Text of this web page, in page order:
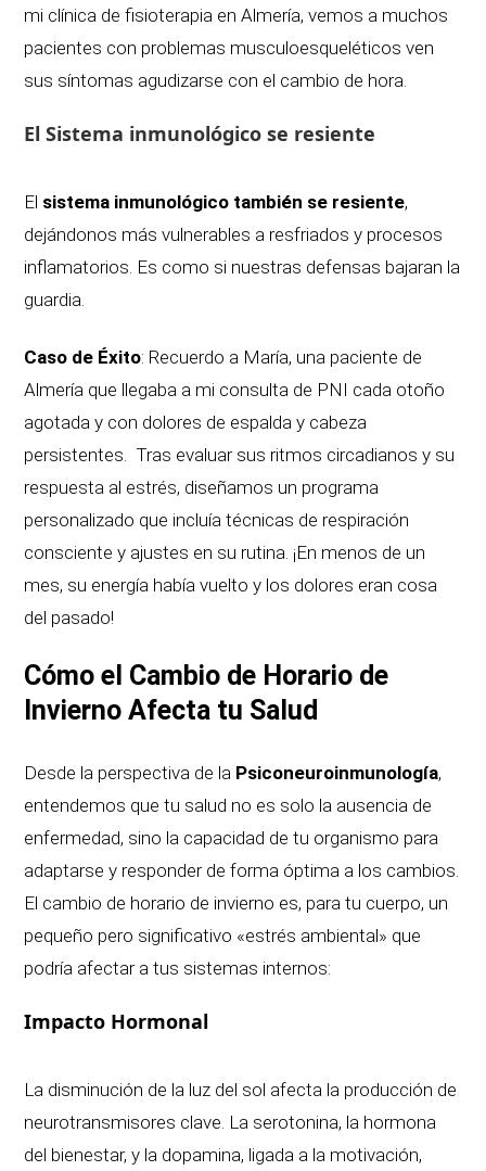
mi clínica de fisioterapia en Almería, vemos a muchos
pacientes con problemas musculoesqueléticos ven
sus síntomas agudizarse con el cambio de hora.
El Sistema inmunológico se resiente
El sistema inmunológico también se resiente,
dejándonos más vulnerables a resfriados y procesos
inflamatorios. Es como si nuestras defensas bajaran la
guardia.
Caso de Éxito: Recuerdo a María, una paciente de
Almería que llegaba a mi consulta de PNI cada otoño
agotada y con dolores de espalda y cabeza
persistentes. Tras evaluar sus ritmos circadianos y su
respuesta al estrés, diseñamos un programa
personalizado que incluía técnicas de respiración
consciente y ajustes en su rutina. ¡En menos de un
mes, su energía había vuelto y los dolores eran cosa
del pasado!
Cómo el Cambio de Horario de
Invierno Afecta tu Salud
Desde la perspectiva de la Psiconeuroinmunología,
entendemos que tu salud no es solo la ausencia de
enfermedad, sino la capacidad de tu organismo para
adaptarse y responder de forma óptima a los cambios.
El cambio de horario de invierno es, para tu cuerpo, un
pequeño pero significativo «estrés ambiental» que
podría afectar a tus sistemas internos:
Impacto Hormonal
La disminución de la luz del sol afecta la producción de
neurotransmisores clave. La serotonina, la hormona
del bienestar, y la dopamina, ligada a la motivación,